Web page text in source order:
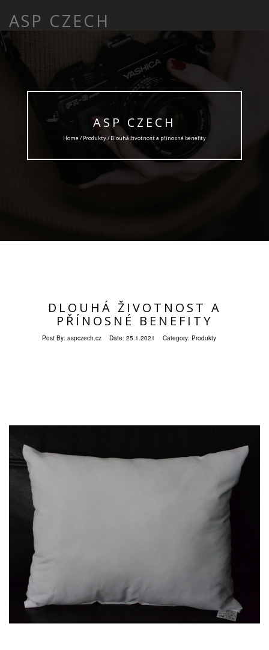
ASP CZECH
ASP CZECH
Home / Produkty/ Dlouhá životnost a přínosné benefity
DLOUHÁ ŽIVOTNOST A
PŘÍNOSNÉ BENEFITY
Post By: aspczech.cz Date: 25.1.2021 Category: Produkty